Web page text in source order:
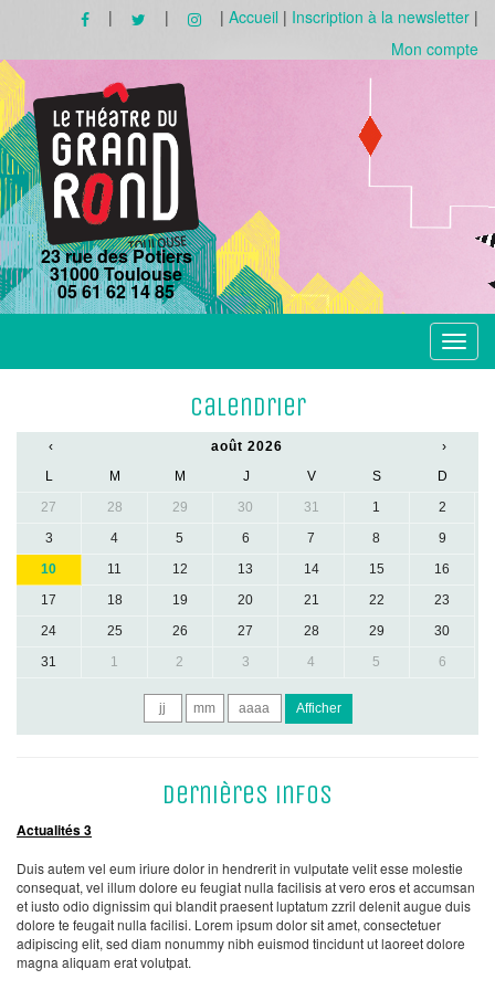
| | | Accueil | Inscription à la newsletter |
Mon compte
23 rue des Potiers
31000 Toulouse
05 61 62 14 85
Toggle
Calendrier
‹ août 2026
›
L
M M J V S
D
27
28 29 30 31 1
2
3
4 5 6 7 8
9
10
11 12 13 14 15
16
17
18 19 20 21 22
23
24
25 26 27 28 29
30
31
1 2 3 4 5 6
Afficher
Dernières infos
Actualités 3
Duis autem vel eum iriure dolor in hendrerit in vulputate velit esse molestie
consequat, vel illum dolore eu feugiat nulla facilisis at vero eros et accumsan
et iusto odio dignissim qui blandit praesent luptatum zzril delenit augue duis
dolore te feugait nulla facilisi. Lorem ipsum dolor sit amet, consectetuer
adipiscing elit, sed diam nonummy nibh euismod tincidunt ut laoreet dolore
magna aliquam erat volutpat.